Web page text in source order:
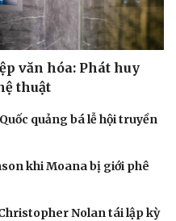
Podcast
Câu chuyện thời sự
Đọc truyện đêm khuya
Cửa sổ tình yêu
Kể chuyện cho bé
văn hóa: Phát huy
thuật
quảng bá lễ hội truyền
khi Moana bị giới phê
Nolan tái lập kỳ